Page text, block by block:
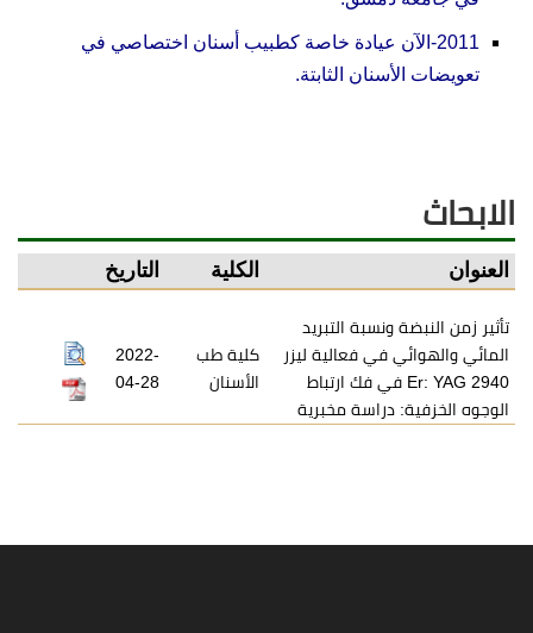
2011-الآن عيادة خاصة كطبيب أسنان اختصاصي في
تعويضات الأسنان الثابتة.
الابحاث
العنوان الكلية التاريخ
تأثير زمن النبضة ونسبة التبريد
المائي والهوائي في فعالية ليزر
Er: YAG 2940 في فك ارتباط
الوجوه الخزفية: دراسة مخبرية
كلية طب
الأسنان
2022-
04-28